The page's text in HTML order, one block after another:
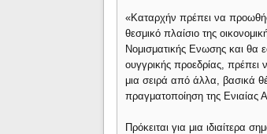
«Καταρχήν πρέπει να
θεσμικό πλαίσιο της
Νομισματικής Eνωσης και θα
ουγγρικής προεδρίας, πρέπει
μια σειρά από άλλα, βασικά
πραγματοποίηση της Ενιαίας
Πρόκειται για μια ιδιαίτερα